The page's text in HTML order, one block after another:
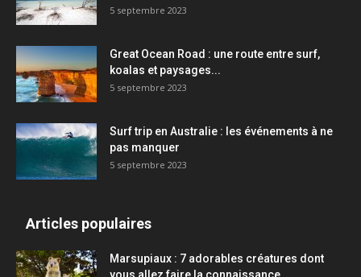
5 septembre 2023
Great Ocean Road : une route entre surf,
koalas et paysages...
5 septembre 2023
Surf trip en Australie : les événements à ne
pas manquer
5 septembre 2023
Articles populaires
Marsupiaux : 7 adorables créatures dont